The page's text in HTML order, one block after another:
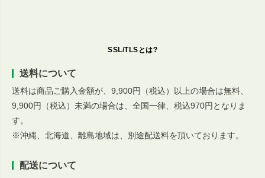
SSL/TLSとは?
送料について
送料は商品ご購入金額が、9,900円（税込）以上の場合は無料、
9,900円（税込）未満の場合は、全国一律、税込970円となりま
す。
※沖縄、北海道、離島地域は、別途配送料を頂いております。
配送について